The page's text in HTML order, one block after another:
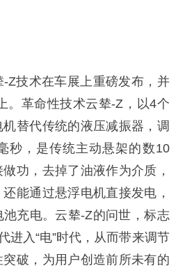
Z技术在车展上重磅发布，并
。革命性技术云辇-Z，以4个
替代传统的液压减振器，调
秒，是传统主动悬架的数10
功，去掉了油液作为介质，
能通过悬浮电机直接发电，
充电。云辇-Z的问世，标志
进入“电”时代，从而带来调节
破，为用户创造前所未有的